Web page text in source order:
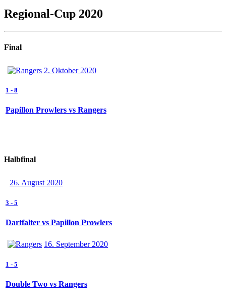
Regional-Cup 2020
Final
2. Oktober 2020
1 - 8
Papillon Prowlers vs Rangers
Halbfinal
26. August 2020
3 - 5
Dartfalter vs Papillon Prowlers
16. September 2020
1 - 5
Double Two vs Rangers